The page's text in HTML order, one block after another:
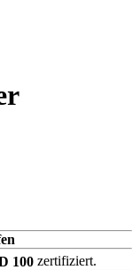
100 zertifiziert.